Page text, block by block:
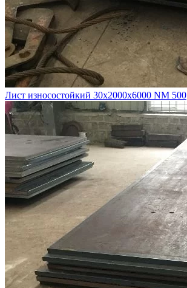
Лист износостойкий 30х2000х6000 NM 500